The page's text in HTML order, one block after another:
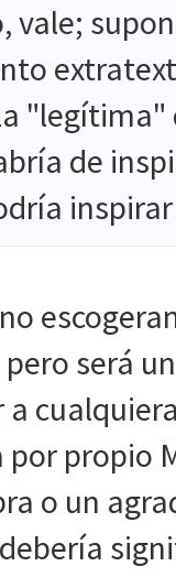
vale;
"legítima"
de
será
a
por propio
o un